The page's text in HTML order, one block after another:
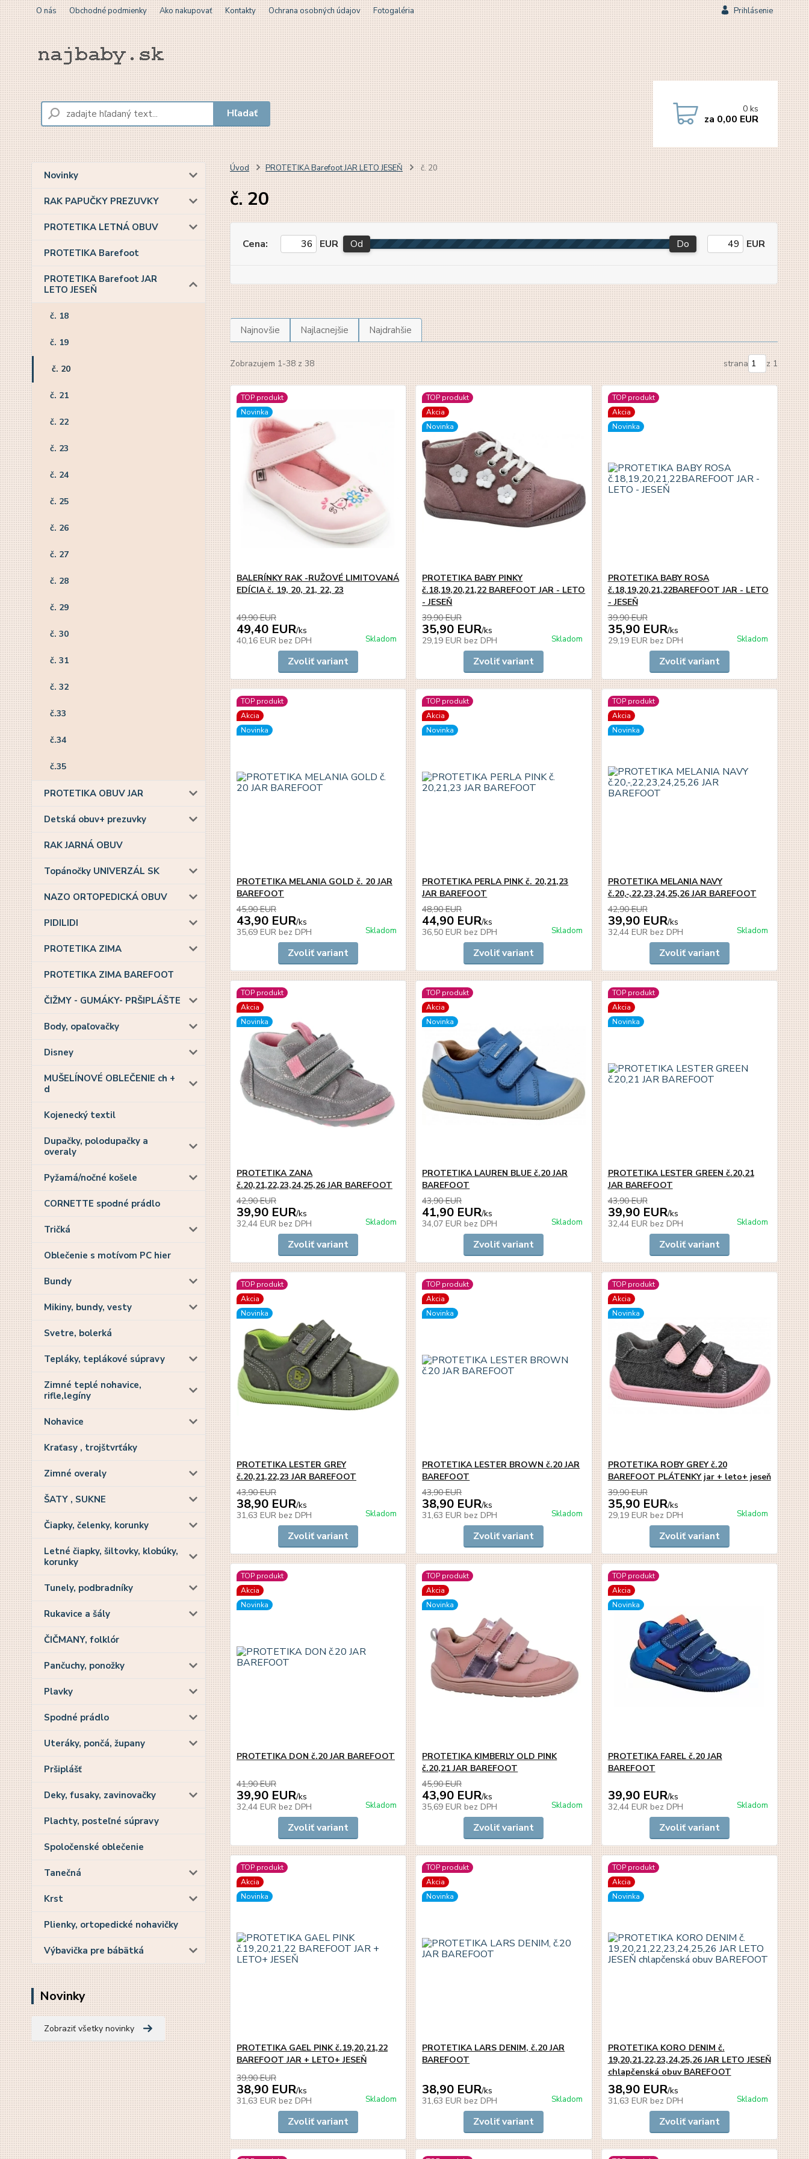
O nás Obchodné podmienky Ako nakupovať Kontakty Ochrana osobných údajov Fotogaléria Prihlásenie
Hľadať 0 ks
za 0,00 EUR
Novinky
RAK PAPUČKY PREZUVKY
PROTETIKA LETNÁ OBUV
PROTETIKA Barefoot
PROTETIKA Barefoot JAR
LETO JESEŇ
č. 18
č. 19
č. 20
č. 21
č. 22
č. 23
č. 24
č. 25
č. 26
č. 27
č. 28
č. 29
č. 30
č. 31
č. 32
č.33
č.34
č.35
PROTETIKA OBUV JAR
Detská obuv+ prezuvky
RAK JARNÁ OBUV
Topánočky UNIVERZÁL SK
NAZO ORTOPEDICKÁ OBUV
PIDILIDI
PROTETIKA ZIMA
PROTETIKA ZIMA BAREFOOT
ČIŽMY - GUMÁKY- PRŠIPLÁŠTE
Body, opaľovačky
Disney
MUŠELÍNOVÉ OBLEČENIE ch +
d
Kojenecký textil
Dupačky, polodupačky a
overaly
Pyžamá/nočné košele
CORNETTE spodné prádlo
Tričká
Oblečenie s motívom PC hier
Bundy
Mikiny, bundy, vesty
Svetre, bolerká
Tepláky, teplákové súpravy
Zimné teplé nohavice,
rifle,legíny
Nohavice
Kraťasy , trojštvrťáky
Zimné overaly
ŠATY , SUKNE
Čiapky, čelenky, korunky
Letné čiapky, šiltovky, klobúky,
korunky
Tunely, podbradníky
Rukavice a šály
ČIČMANY, folklór
Pančuchy, ponožky
Plavky
Spodné prádlo
Uteráky, pončá, župany
Pršiplášť
Deky, fusaky, zavinovačky
Plachty, posteľné súpravy
Spoločenské oblečenie
Tanečná
Krst
Plienky, ortopedické nohavičky
Výbavička pre bábätká
Novinky
Zobraziť všetky novinky
Úvod PROTETIKA Barefoot JAR LETO JESEŇ č. 20
č. 20
Cena: EUR Od Do EUR
Najnovšie Najlacnejšie Najdrahšie
Zobrazujem 1-38 z 38 strana z 1
TOP produkt
Novinka
BALERÍNKY RAK -RUŽOVÉ LIMITOVANÁ
EDÍCIA č. 19, 20, 21, 22, 23
49,90 EUR
49,40 EUR/ks
40,16 EUR bez DPH Skladom
Zvoliť variant
TOP produkt
Akcia
Novinka
PROTETIKA BABY PINKY
č.18,19,20,21,22 BAREFOOT JAR - LETO
- JESEŇ
39,90 EUR
35,90 EUR/ks
29,19 EUR bez DPH Skladom
Zvoliť variant
TOP produkt
Akcia
Novinka
PROTETIKA BABY ROSA
č.18,19,20,21,22BAREFOOT JAR - LETO
- JESEŇ
39,90 EUR
35,90 EUR/ks
29,19 EUR bez DPH Skladom
Zvoliť variant
TOP produkt
Akcia
Novinka
PROTETIKA MELANIA GOLD č. 20 JAR
BAREFOOT
45,90 EUR
43,90 EUR/ks
35,69 EUR bez DPH Skladom
Zvoliť variant
TOP produkt
Akcia
Novinka
PROTETIKA PERLA PINK č. 20,21,23
JAR BAREFOOT
48,90 EUR
44,90 EUR/ks
36,50 EUR bez DPH Skladom
Zvoliť variant
TOP produkt
Akcia
Novinka
PROTETIKA MELANIA NAVY
č.20,-,22,23,24,25,26 JAR BAREFOOT
42,90 EUR
39,90 EUR/ks
32,44 EUR bez DPH Skladom
Zvoliť variant
TOP produkt
Akcia
Novinka
PROTETIKA ZANA
č.20,21,22,23,24,25,26 JAR BAREFOOT
42,90 EUR
39,90 EUR/ks
32,44 EUR bez DPH Skladom
Zvoliť variant
TOP produkt
Akcia
Novinka
PROTETIKA LAUREN BLUE č.20 JAR
BAREFOOT
43,90 EUR
41,90 EUR/ks
34,07 EUR bez DPH Skladom
Zvoliť variant
TOP produkt
Akcia
Novinka
PROTETIKA LESTER GREEN č.20,21
JAR BAREFOOT
43,90 EUR
39,90 EUR/ks
32,44 EUR bez DPH Skladom
Zvoliť variant
TOP produkt
Akcia
Novinka
PROTETIKA LESTER GREY
č.20,21,22,23 JAR BAREFOOT
43,90 EUR
38,90 EUR/ks
31,63 EUR bez DPH Skladom
Zvoliť variant
TOP produkt
Akcia
Novinka
PROTETIKA LESTER BROWN č.20 JAR
BAREFOOT
43,90 EUR
38,90 EUR/ks
31,63 EUR bez DPH Skladom
Zvoliť variant
TOP produkt
Akcia
Novinka
PROTETIKA ROBY GREY č.20
BAREFOOT PLÁTENKY jar + leto+ jeseň
39,90 EUR
35,90 EUR/ks
29,19 EUR bez DPH Skladom
Zvoliť variant
TOP produkt
Akcia
Novinka
PROTETIKA DON č.20 JAR BAREFOOT
41,90 EUR
39,90 EUR/ks
32,44 EUR bez DPH Skladom
Zvoliť variant
TOP produkt
Akcia
Novinka
PROTETIKA KIMBERLY OLD PINK
č.20,21 JAR BAREFOOT
45,90 EUR
43,90 EUR/ks
35,69 EUR bez DPH Skladom
Zvoliť variant
TOP produkt
Akcia
Novinka
PROTETIKA FAREL č.20 JAR
BAREFOOT
39,90 EUR/ks
32,44 EUR bez DPH Skladom
Zvoliť variant
TOP produkt
Akcia
Novinka
PROTETIKA GAEL PINK č.19,20,21,22
BAREFOOT JAR + LETO+ JESEŇ
39,90 EUR
38,90 EUR/ks
31,63 EUR bez DPH Skladom
Zvoliť variant
TOP produkt
Akcia
Novinka
PROTETIKA LARS DENIM, č.20 JAR
BAREFOOT
38,90 EUR/ks
31,63 EUR bez DPH Skladom
Zvoliť variant
TOP produkt
Akcia
Novinka
PROTETIKA KORO DENIM č.
19,20,21,22,23,24,25,26 JAR LETO JESEŇ
chlapčenská obuv BAREFOOT
38,90 EUR/ks
31,63 EUR bez DPH Skladom
Zvoliť variant